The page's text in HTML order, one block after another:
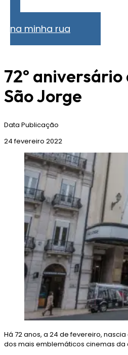
na minha rua
72º aniversário
São Jorge
Data Publicação
24 fevereiro 2022
Há 72 anos, a 24 de fevereiro,
dos mais emblemáticos cinemas da